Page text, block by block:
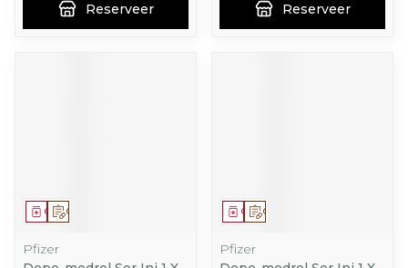
Reserveer Reserveer
Op voorschrift
Geneesmiddel
Pfizer
Op voorschrift
Geneesmiddel
Pfizer